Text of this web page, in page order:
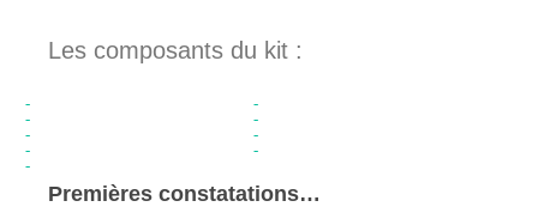
Les composants du kit :
Premières constatations…